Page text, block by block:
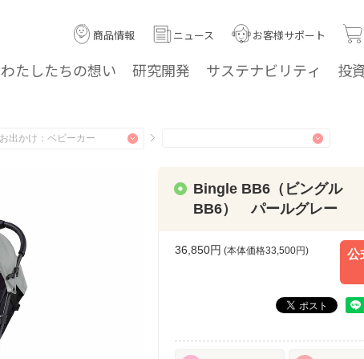
わたしたちの想い 研究開発 サステナビリティ 投
商品情報 ニュース お客様サポート
Bingle BB6（ビングル
BB6） パールグレー
36,850円 (本体価格33,500円) 公